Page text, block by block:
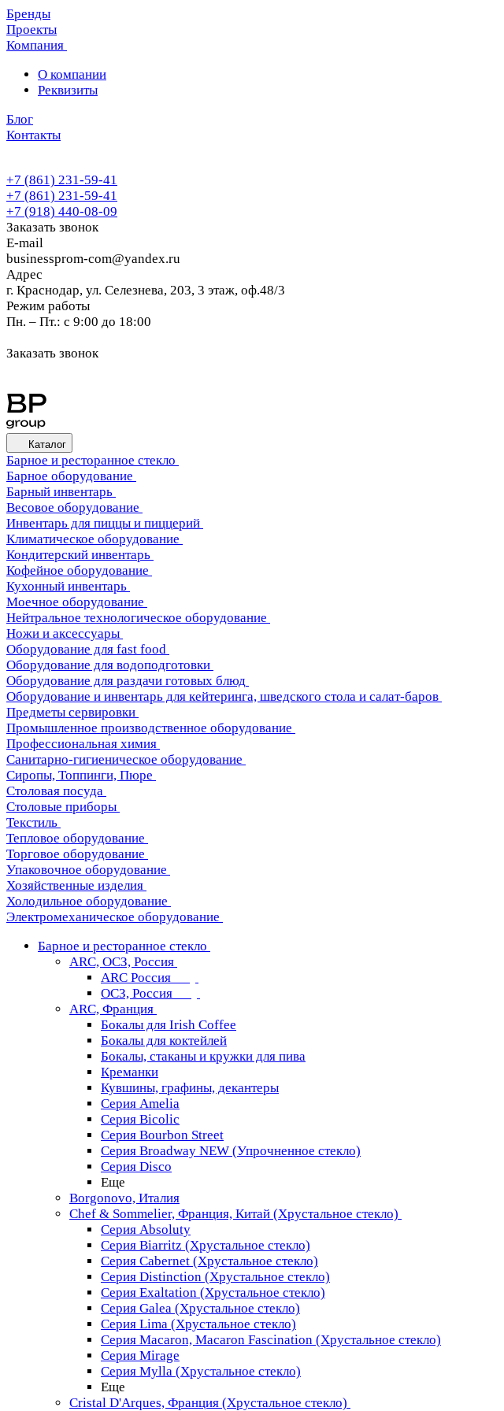
Бренды
Проекты
Компания
О компании
Реквизиты
Блог
Контакты
+7 (861) 231-59-41
+7 (861) 231-59-41
+7 (918) 440-08-09
Заказать звонок
E-mail
businessprom-com@yandex.ru
Адрес
г. Краснодар, ул. Селезнева, 203, 3 этаж, оф.48/3
Режим работы
Пн. – Пт.: с 9:00 до 18:00
Заказать звонок
Каталог
Барное и ресторанное стекло
Барное оборудование
Барный инвентарь
Весовое оборудование
Инвентарь для пиццы и пиццерий
Климатическое оборудование
Кондитерский инвентарь
Кофейное оборудование
Кухонный инвентарь
Моечное оборудование
Нейтральное технологическое оборудование
Ножи и аксессуары
Оборудование для fast food
Оборудование для водоподготовки
Оборудование для раздачи готовых блюд
Оборудование и инвентарь для кейтеринга, шведского стола и салат-баров
Предметы сервировки
Промышленное производственное оборудование
Профессиональная химия
Санитарно-гигиеническое оборудование
Сиропы, Топпинги, Пюре
Столовая посуда
Столовые приборы
Текстиль
Тепловое оборудование
Торговое оборудование
Упаковочное оборудование
Хозяйственные изделия
Холодильное оборудование
Электромеханическое оборудование
Барное и ресторанное стекло
ARC, ОСЗ, Россия
ARC Россия
ОСЗ, Россия
ARC, Франция
Бокалы для Irish Coffee
Бокалы для коктейлей
Бокалы, стаканы и кружки для пива
Креманки
Кувшины, графины, декантеры
Серия Amelia
Серия Bicolic
Серия Bourbon Street
Серия Broadway NEW (Упрочненное стекло)
Серия Disco
Еще
Borgonovo, Италия
Chef & Sommelier, Франция, Китай (Хрустальное стекло)
Серия Absoluty
Серия Biarritz (Хрустальное стекло)
Серия Cabernet (Хрустальное стекло)
Серия Distinction (Хрустальное стекло)
Серия Exaltation (Хрустальное стекло)
Серия Galea (Хрустальное стекло)
Серия Lima (Хрустальное стекло)
Серия Macaron, Macaron Fascination (Хрустальное стекло)
Серия Mirage
Серия Mylla (Хрустальное стекло)
Еще
Cristal D'Arques, Франция (Хрустальное стекло)